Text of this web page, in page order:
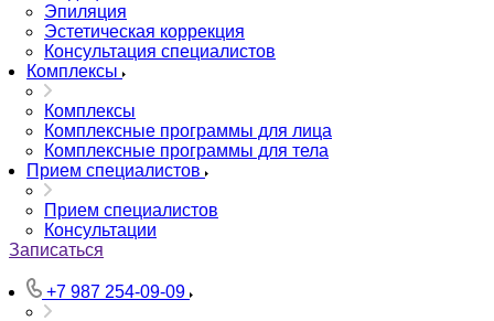
Эпиляция
Эстетическая коррекция
Консультация специалистов
Комплексы
Комплексы
Комплексные программы для лица
Комплексные программы для тела
Прием специалистов
Прием специалистов
Консультации
Записаться
+7 987 254-09-09